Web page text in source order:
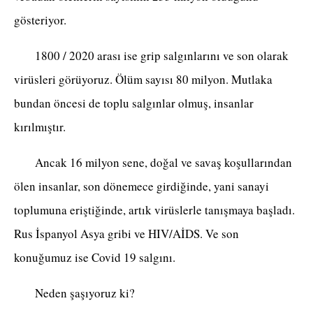
gösteriyor.
1800 / 2020 arası ise grip salgınlarını ve son olarak
virüsleri görüyoruz. Ölüm sayısı 80 milyon. Mutlaka
bundan öncesi de toplu salgınlar olmuş, insanlar
kırılmıştır.
Ancak 16 milyon sene, doğal ve savaş koşullarından
ölen insanlar, son dönemece girdiğinde, yani sanayi
toplumuna eriştiğinde, artık virüslerle tanışmaya başladı.
Rus İspanyol Asya gribi ve HIV/AİDS. Ve son
konuğumuz ise Covid 19 salgını.
Neden şaşıyoruz ki?